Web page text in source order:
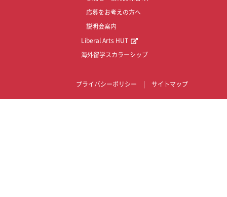
応募をお考えの方へ
説明会案内
Liberal Arts HUT
海外留学スカラーシップ
プライバシーポリシー サイトマップ